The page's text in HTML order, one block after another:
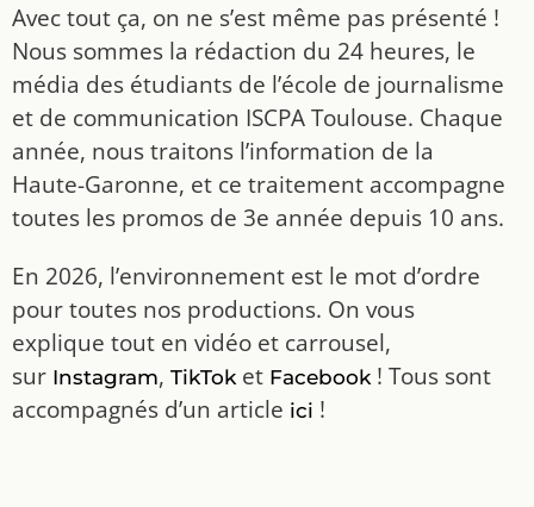
Avec tout ça, on ne s’est même pas présenté !
Nous sommes la rédaction du 24 heures, le
média des étudiants de l’école de journalisme
et de communication ISCPA Toulouse. Chaque
année, nous traitons l’information de la
Haute-Garonne, et ce traitement accompagne
toutes les promos de 3e année depuis 10 ans.
En 2026, l’environnement est le mot d’ordre
pour toutes nos productions. On vous
explique tout en vidéo et carrousel,
sur Instagram, TikToket Facebook! Tous sont
accompagnés d’un article ici !